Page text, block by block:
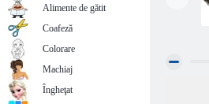
Alimente de gătit
Coafeză
Colorare
Machiaj
Îngheţat